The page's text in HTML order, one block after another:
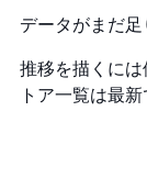
データがまだ
推移を描くに
トア一覧は最新